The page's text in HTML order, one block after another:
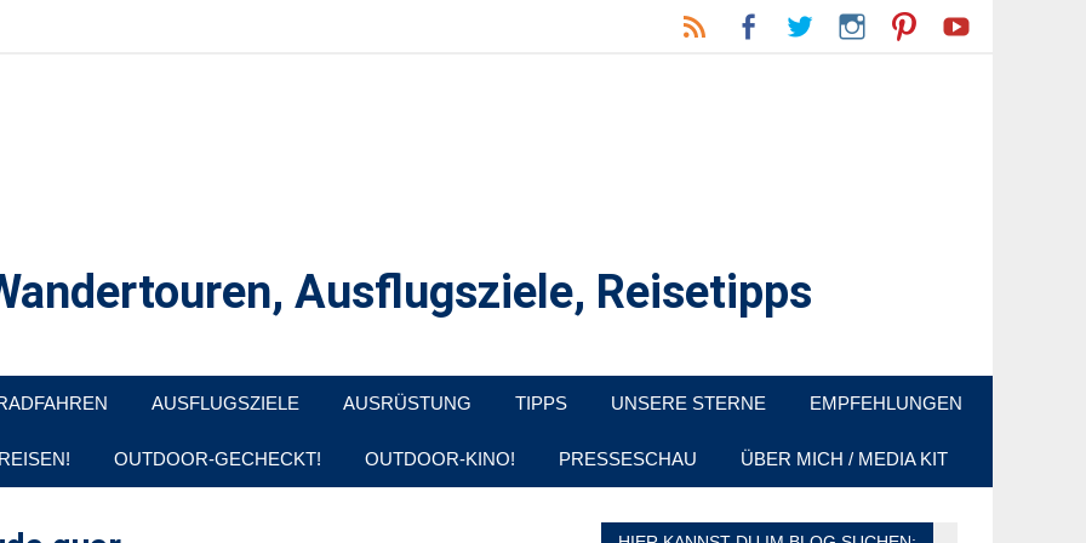
Ausflugsziele, Reisetipps
AUSFLUGSZIELE AUSRÜSTUNG TIPPS UNSERE STERNE EMPFEHLUNGEN
OUTDOOR-GECHECKT! OUTDOOR-KINO! PRESSESCHAU ÜBER MICH / MEDIA KIT